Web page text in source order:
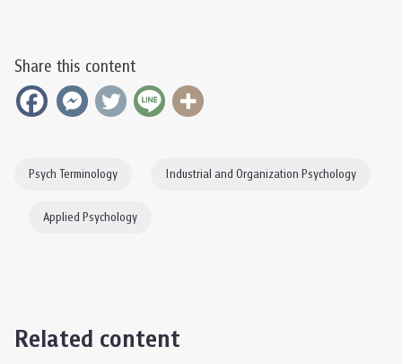
Share this content
Psych Terminology Industrial and Organization Psychology
Applied Psychology
Related content